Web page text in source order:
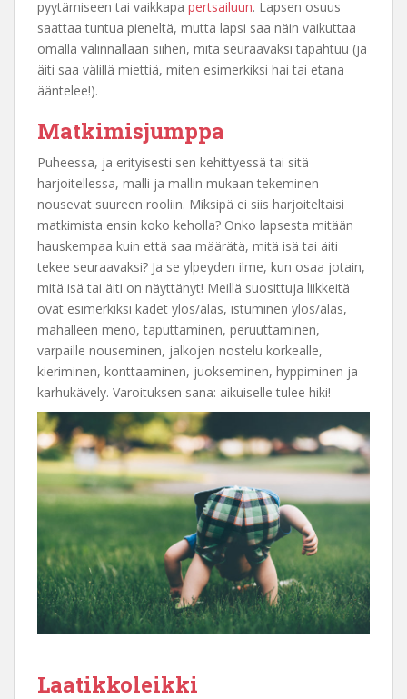
pyytämiseen tai vaikkapa pertsailuun. Lapsen osuus
saattaa tuntua pieneltä, mutta lapsi saa näin vaikuttaa
omalla valinnallaan siihen, mitä seuraavaksi tapahtuu (ja
äiti saa välillä miettiä, miten esimerkiksi hai tai etana
ääntelee!).
Matkimisjumppa
Puheessa, ja erityisesti sen kehittyessä tai sitä
harjoitellessa, malli ja mallin mukaan tekeminen
nousevat suureen rooliin. Miksipä ei siis harjoiteltaisi
matkimista ensin koko keholla? Onko lapsesta mitään
hauskempaa kuin että saa määrätä, mitä isä tai äiti
tekee seuraavaksi? Ja se ylpeyden ilme, kun osaa jotain,
mitä isä tai äiti on näyttänyt! Meillä suosittuja liikkeitä
ovat esimerkiksi kädet ylös/alas, istuminen ylös/alas,
mahalleen meno, taputtaminen, peruuttaminen,
varpaille nouseminen, jalkojen nostelu korkealle,
kieriminen, konttaaminen, juokseminen, hyppiminen ja
karhukävely. Varoituksen sana: aikuiselle tulee hiki!
Laatikkoleikki